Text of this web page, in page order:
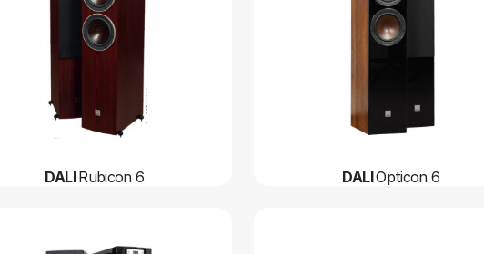
DALIRubicon 6 DALIOpticon 6